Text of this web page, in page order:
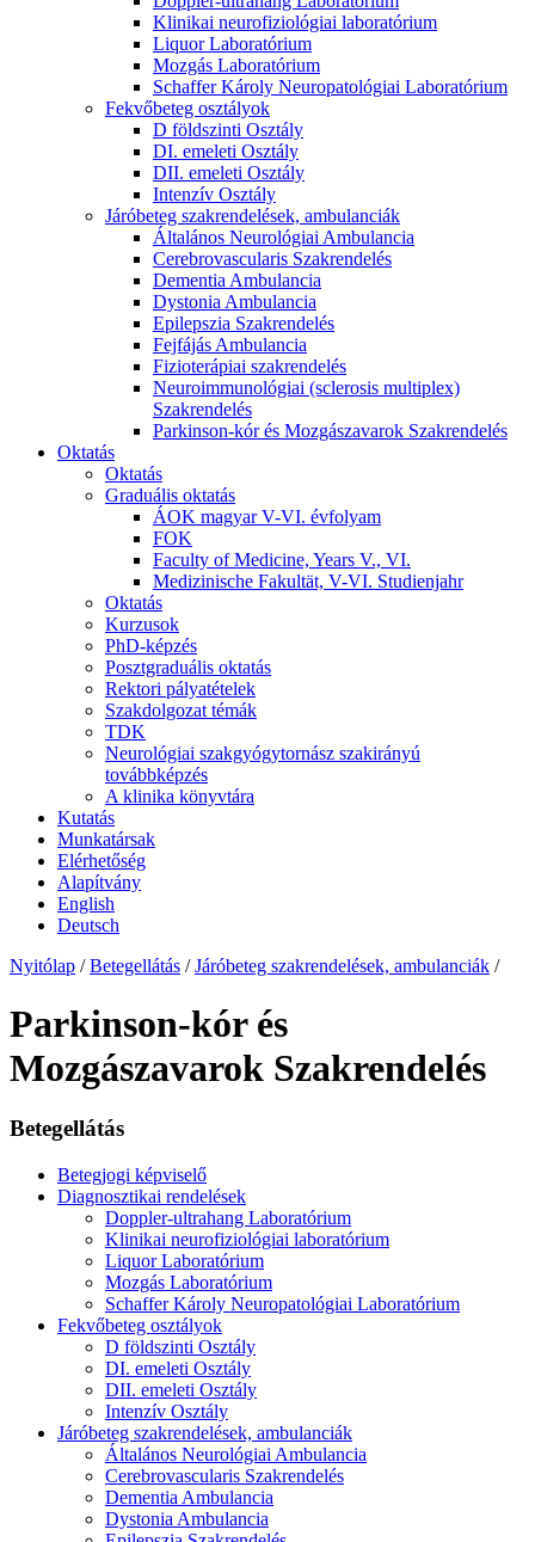
Klinikai neurofiziológiai laboratórium
Liquor Laboratórium
Mozgás Laboratórium
Schaffer Károly Neuropatológiai Laboratórium
Fekvőbeteg osztályok
D földszinti Osztály
DI. emeleti Osztály
DII. emeleti Osztály
Intenzív Osztály
Járóbeteg szakrendelések, ambulanciák
Általános Neurológiai Ambulancia
Cerebrovascularis Szakrendelés
Dementia Ambulancia
Dystonia Ambulancia
Epilepszia Szakrendelés
Fejfájás Ambulancia
Fizioterápiai szakrendelés
Neuroimmunológiai (sclerosis multiplex)
Szakrendelés
Parkinson-kór és Mozgászavarok Szakrendelés
Oktatás
Oktatás
Graduális oktatás
ÁOK magyar V-VI. évfolyam
FOK
Faculty of Medicine, Years V., VI.
Medizinische Fakultät, V-VI. Studienjahr
Oktatás
Kurzusok
PhD-képzés
Posztgraduális oktatás
Rektori pályatételek
Szakdolgozat témák
TDK
Neurológiai szakgyógytornász szakirányú
továbbképzés
A klinika könyvtára
Kutatás
Munkatársak
Elérhetőség
Alapítvány
English
Deutsch
Nyitólap / Betegellátás / Járóbeteg szakrendelések, ambulanciák /
Parkinson-kór és
Mozgászavarok Szakrendelés
Betegellátás
Betegjogi képviselő
Diagnosztikai rendelések
Doppler-ultrahang Laboratórium
Klinikai neurofiziológiai laboratórium
Liquor Laboratórium
Mozgás Laboratórium
Schaffer Károly Neuropatológiai Laboratórium
Fekvőbeteg osztályok
D földszinti Osztály
DI. emeleti Osztály
DII. emeleti Osztály
Intenzív Osztály
Járóbeteg szakrendelések, ambulanciák
Általános Neurológiai Ambulancia
Cerebrovascularis Szakrendelés
Dementia Ambulancia
Dystonia Ambulancia